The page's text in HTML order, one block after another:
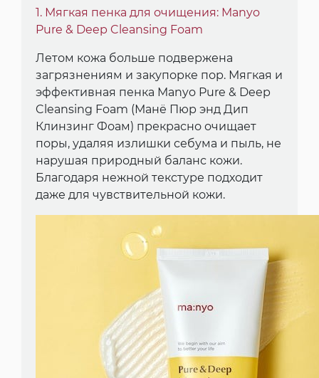
1. Мягкая пенка для очищения: Manyo
Pure & Deep Cleansing Foam
Летом кожа больше подвержена
загрязнениям и закупорке пор. Мягкая и
эффективная пенка Manyo Pure & Deep
Cleansing Foam (Манё Пюр энд Дип
Клинзинг Фоам) прекрасно очищает
поры, удаляя излишки себума и пыль, не
нарушая природный баланс кожи.
Благодаря нежной текстуре подходит
даже для чувствительной кожи.